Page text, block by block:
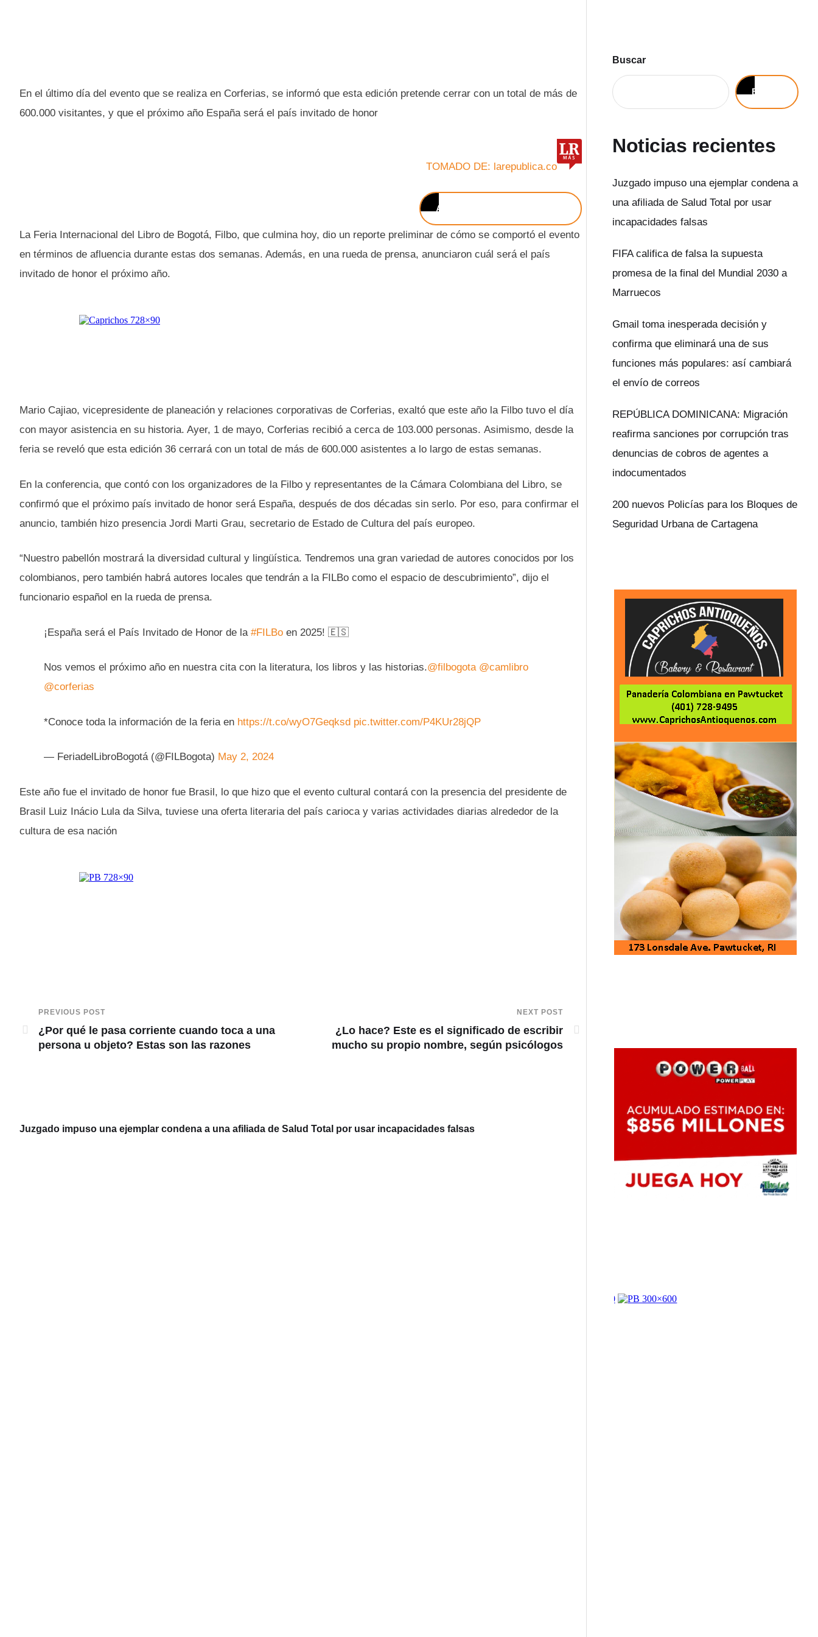
En el último día del evento que se realiza en Corferias, se informó que esta edición pretende cerrar con un total de más de
600.000 visitantes, y que el próximo año España será el país invitado de honor
TOMADO DE: larepublica.co
ALLISON GUTIÉRREZ NÚÑEZ
La Feria Internacional del Libro de Bogotá, Filbo, que culmina hoy, dio un reporte preliminar de cómo se comportó el evento
en términos de afluencia durante estas dos semanas. Además, en una rueda de prensa, anunciaron cuál será el país
invitado de honor el próximo año.
Mario Cajiao, vicepresidente de planeación y relaciones corporativas de Corferias, exaltó que este año la Filbo tuvo el día
con mayor asistencia en su historia. Ayer, 1 de mayo, Corferias recibió a cerca de 103.000 personas. Asimismo, desde la
feria se reveló que esta edición 36 cerrará con un total de más de 600.000 asistentes a lo largo de estas semanas.
En la conferencia, que contó con los organizadores de la Filbo y representantes de la Cámara Colombiana del Libro, se
confirmó que el próximo país invitado de honor será España, después de dos décadas sin serlo. Por eso, para confirmar el
anuncio, también hizo presencia Jordi Marti Grau, secretario de Estado de Cultura del país europeo.
“Nuestro pabellón mostrará la diversidad cultural y lingüística. Tendremos una gran variedad de autores conocidos por los
colombianos, pero también habrá autores locales que tendrán a la FILBo como el espacio de descubrimiento”, dijo el
funcionario español en la rueda de prensa.
¡España será el País Invitado de Honor de la #FILBo en 2025! 🇪🇸
Nos vemos el próximo año en nuestra cita con la literatura, los libros y las historias.@filbogota @camlibro
@corferias
*Conoce toda la información de la feria en https://t.co/wyO7Geqksd pic.twitter.com/P4KUr28jQP
— FeriadelLibroBogotá (@FILBogota) May 2, 2024
Este año fue el invitado de honor fue Brasil, lo que hizo que el evento cultural contará con la presencia del presidente de
Brasil Luiz Inácio Lula da Silva, tuviese una oferta literaria del país carioca y varias actividades diarias alrededor de la
cultura de esa nación
PREVIOUS POST
¿Por qué le pasa corriente cuando toca a una
persona u objeto? Estas son las razones
NEXT POST
¿Lo hace? Este es el significado de escribir
mucho su propio nombre, según psicólogos
Juzgado impuso una ejemplar condena a una afiliada de Salud Total por usar incapacidades falsas FIFA califica de falsa la supuesta promesa de la
Buscar
Buscar
Noticias recientes
Juzgado impuso una ejemplar condena a
una afiliada de Salud Total por usar
incapacidades falsas
FIFA califica de falsa la supuesta
promesa de la final del Mundial 2030 a
Marruecos
Gmail toma inesperada decisión y
confirma que eliminará una de sus
funciones más populares: así cambiará
el envío de correos
REPÚBLICA DOMINICANA: Migración
reafirma sanciones por corrupción tras
denuncias de cobros de agentes a
indocumentados
200 nuevos Policías para los Bloques de
Seguridad Urbana de Cartagena